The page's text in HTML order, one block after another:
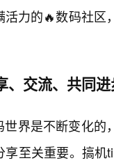
活力的🔥数码社
、交流、共同
世界是不断变化
享至关重要。搞